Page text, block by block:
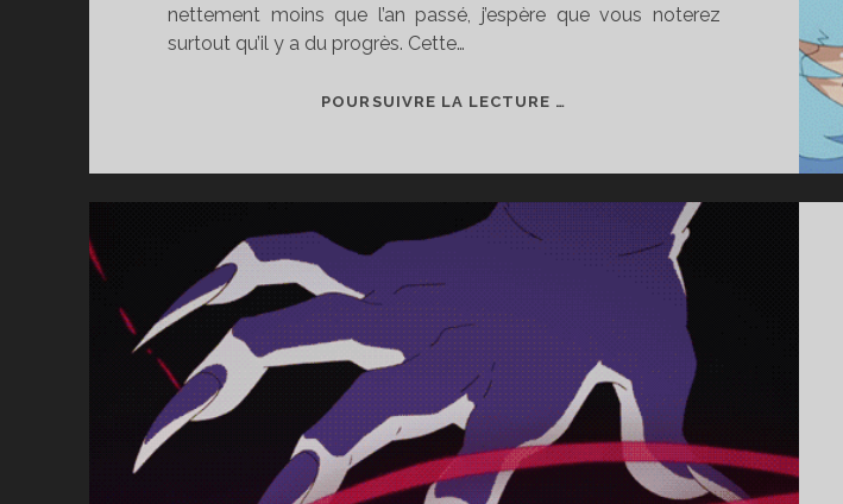
nettement moins que l’an passé, j’espère que vous noterez
surtout qu’il y a du progrès. Cette…
POURSUIVRE LA LECTURE …